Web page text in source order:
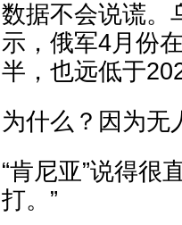
数据不会说谎。
示，俄军4月份
半，也远低于
为什么？因为无
“肯尼亚”说得很
打。”